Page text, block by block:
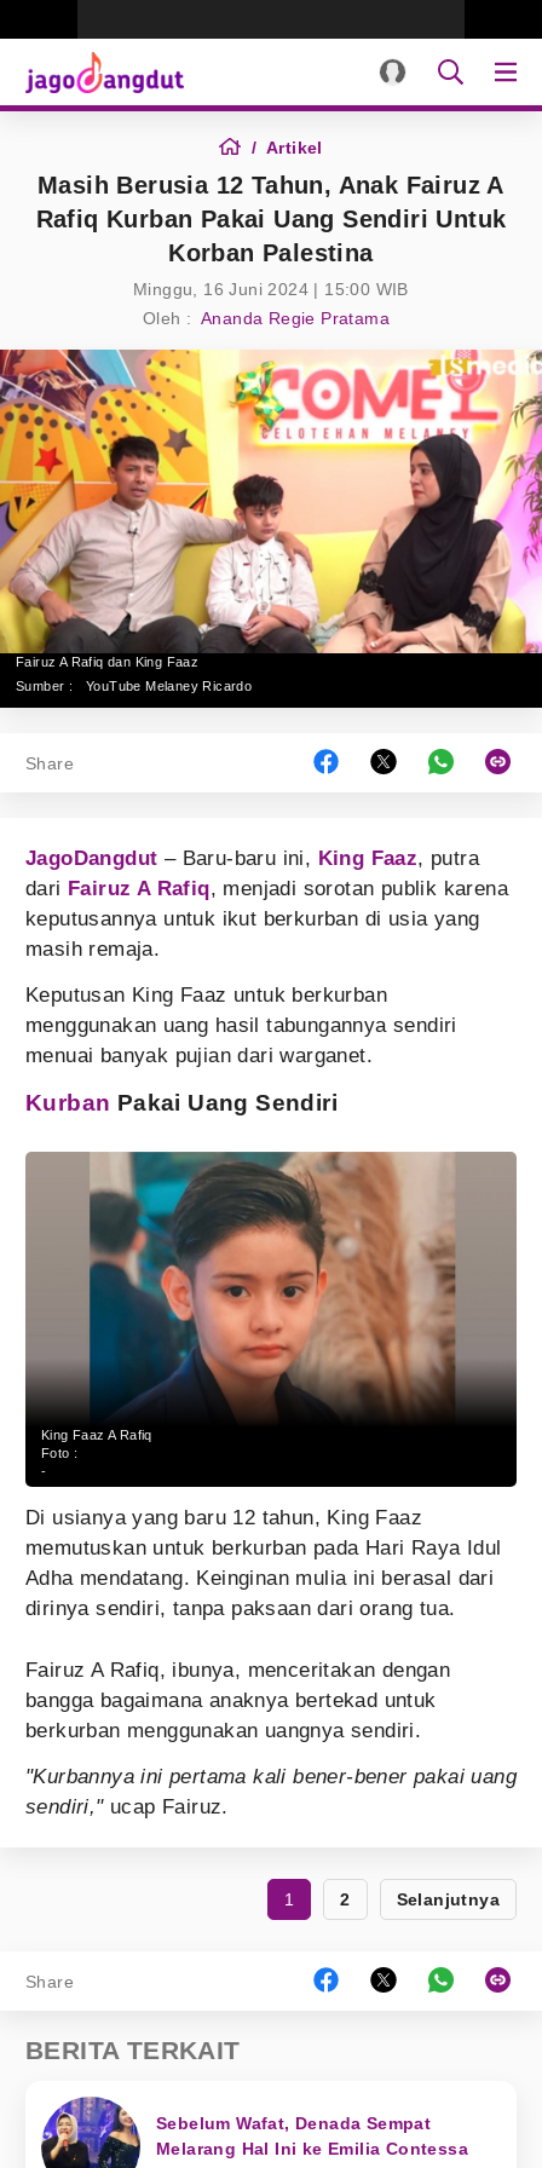
Artikel
Masih Berusia 12 Tahun, Anak Fairuz A
Rafiq Kurban Pakai Uang Sendiri Untuk
Korban Palestina
Minggu, 16 Juni 2024 | 15:00 WIB
Oleh : Ananda Regie Pratama
Fairuz A Rafiq dan King Faaz
Sumber :
YouTube Melaney Ricardo
Share
JagoDangdut – Baru-baru ini, King Faaz, putra
dari Fairuz A Rafiq, menjadi sorotan publik karena
keputusannya untuk ikut berkurban di usia yang
masih remaja.
Keputusan King Faaz untuk berkurban
menggunakan uang hasil tabungannya sendiri
menuai banyak pujian dari warganet.
Kurban Pakai Uang Sendiri
King Faaz A Rafiq
Foto :
-
Di usianya yang baru 12 tahun, King Faaz
memutuskan untuk berkurban pada Hari Raya Idul
Adha mendatang. Keinginan mulia ini berasal dari
dirinya sendiri, tanpa paksaan dari orang tua.
Fairuz A Rafiq, ibunya, menceritakan dengan
bangga bagaimana anaknya bertekad untuk
berkurban menggunakan uangnya sendiri.
"Kurbannya ini pertama kali bener-bener pakai uang
sendiri,"ucap Fairuz.
1 2 Selanjutnya
Share
BERITA TERKAIT
Sebelum Wafat, Denada Sempat
Melarang Hal Ini ke Emilia Contessa